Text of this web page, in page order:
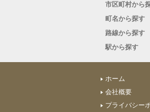
市区町村から
町名から探す
路線から探す
駅から探す
ホーム
会社概要
プライバシー